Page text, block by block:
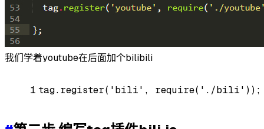
我们学着youtube在后面加个bilibili
1 tag.register( 'bili' , require( './bili' ));